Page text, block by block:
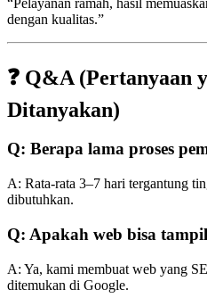
dengan kualitas.”
❓ Q&A (Pertanyaan
Ditanyakan)
Q: Berapa lama proses
A: Rata-rata 3–7 hari tergantung
dibutuhkan.
Q: Apakah web bisa
A: Ya, kami membuat web yang
ditemukan di Google.